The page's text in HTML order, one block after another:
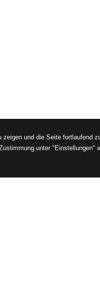
und die Seite fortlaufend
unter "Einstellungen"